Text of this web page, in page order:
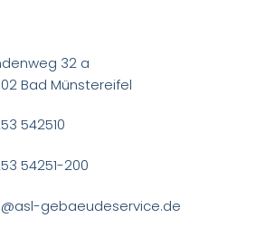
32 a
Bad Münstereifel
542510
54251-200
gebaeudeservice.de